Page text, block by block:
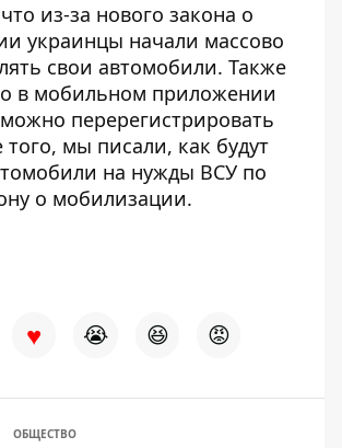
из-за нового закона о
украинцы начали массово
свои автомобили. Также
в мобильном приложении
перерегистрировать
того, мы писали, как будут
на нужды ВСУ по
о мобилизации.
♥ 😭 😆 😡
ОБЩЕСТВО